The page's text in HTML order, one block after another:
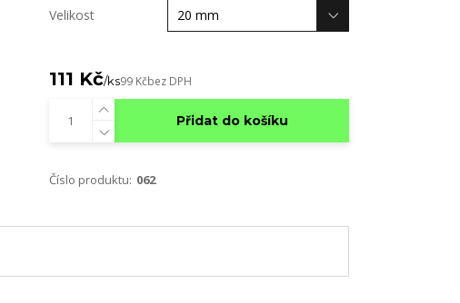
Velikost
111 Kč/ks99 Kčbez DPH
Přidat do košíku
Číslo produktu: 062